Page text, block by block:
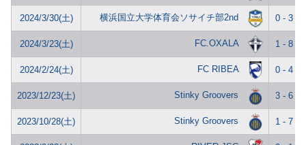
2024/3/30(土) 横浜国立大学体育会ソサイチ部2nd 0 - 3
2024/3/23(土) FC.OXALA 1 - 8
2024/2/24(土) FC RIBEA 0 - 4
2023/12/23(土) Stinky Groovers 3 - 6
2023/10/28(土) Stinky Groovers 1 - 7